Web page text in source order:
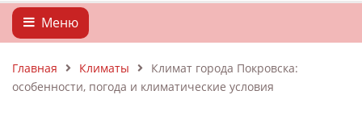
Меню
Главная Климаты
Климат города Покровска:
особенности, погода и климатические условия